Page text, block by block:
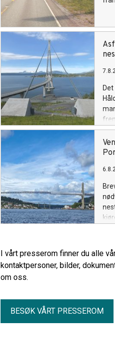
I vårt presserom finner du alle
kontaktpersoner, bilder,
om oss.
BESØK VÅRT PRESSEROM